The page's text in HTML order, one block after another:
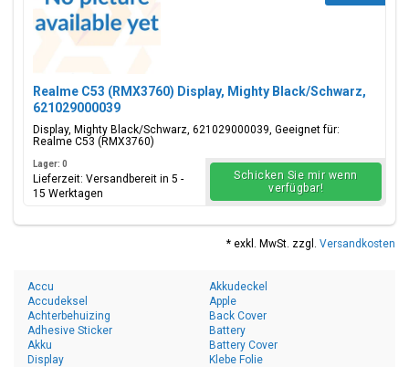
Realme C53 (RMX3760) Display, Mighty Black/Schwarz,
621029000039
Display, Mighty Black/Schwarz, 621029000039, Geeignet für:
Realme C53 (RMX3760)
Lager: 0
Lieferzeit: Versandbereit in 5 -
15 Werktagen
Schicken Sie mir wenn
verfügbar!
* exkl. MwSt. zzgl. Versandkosten
Accu
Accudeksel
Achterbehuizing
Adhesive Sticker
Akku
Akkudeckel
Apple
Back Cover
Battery
Battery Cover
Display
Klebe Folie